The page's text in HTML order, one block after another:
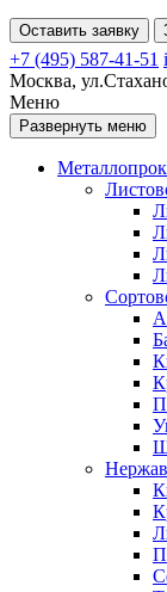
Оставить заявку
+7 (495) 587-41-51
Москва,
Меню
Развернуть меню